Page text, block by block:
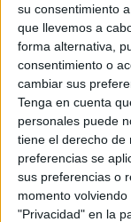
su consentimiento
que llevemos a
forma alternativa,
consentimiento o
cambiar sus
Tenga en cuenta
personales puede
tiene el derecho de
preferencias se
sus preferencias o
momento
"Privacidad" en la
Alicante(1)
Barcelona(8)
A Coruña(1)
Cáceres(1)
Granada(1)
Girona (1)
Lleida(1)
Madrid(5)
Málaga(2)
Murcia(6)
Santa Cruz de
Sevilla(1)